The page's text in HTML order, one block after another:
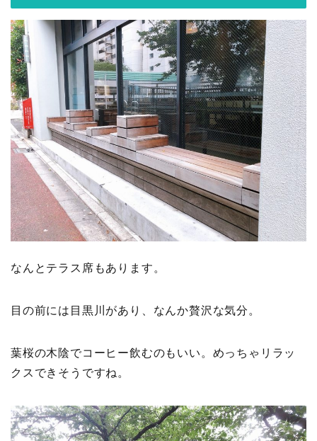
なんとテラス席もあります。
目の前には目黒川があり、なんか贅沢な気分。
葉桜の木陰でコーヒー飲むのもいい。めっちゃリラッ
クスできそうですね。